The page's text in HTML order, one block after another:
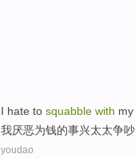
I hate to squabble with
我厌恶为钱的事兴太太争吵
youdao